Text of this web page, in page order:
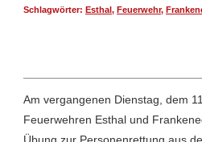
Schlagwörter: Esthal, Feuerwehr,
Am vergangenen Dienstag, dem
Feuerwehren Esthal und